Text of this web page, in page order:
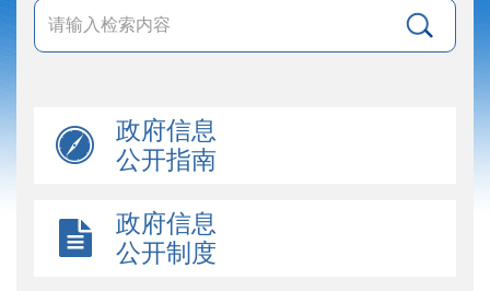
政府信息
公开指南
政府信息
公开制度